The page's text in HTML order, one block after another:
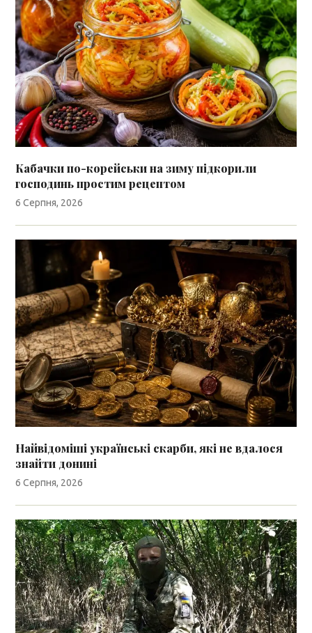
Кабачки по-корейськи на зиму підкорили
господинь простим рецептом
6 Серпня, 2026
Найвідоміші українські скарби, які не вдалося
знайти донині
6 Серпня, 2026